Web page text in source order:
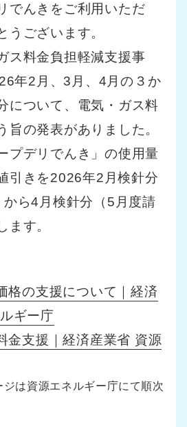
でんきをご利用いただ
うございます。
ス料金負担軽減支援事
年2月、3月、4 月の３か
について、電気・ガス料
旨の発表がありました。
プデリでんき」の使用量
引きを2026年2月検針分
から4月検針分（5月度請
ます。
格の支援について｜経済
ギー庁
金支援｜経済産業省 資源
は資源エネルギー庁にて順次